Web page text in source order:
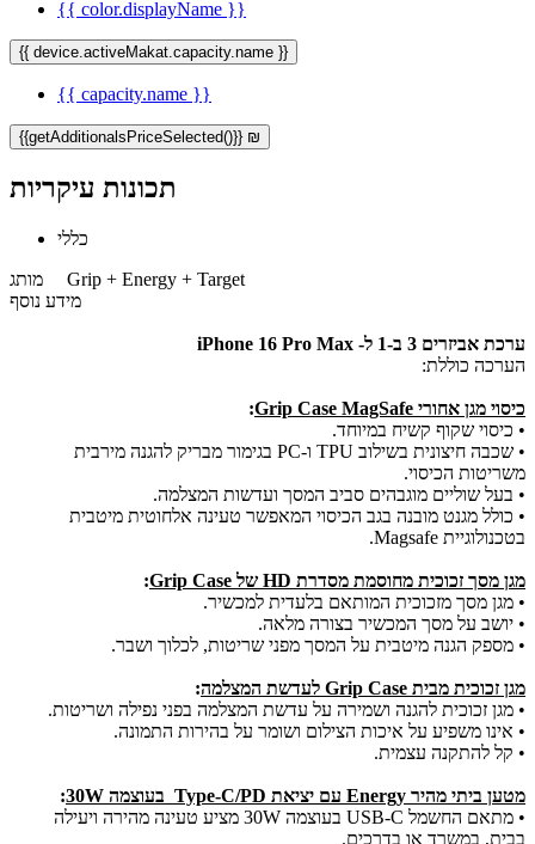
{{ color.displayName }}
{{ device.activeMakat.capacity.name }}
{{ capacity.name }}
{{getAdditionalsPriceSelected()}} ₪
תכונות עיקריות
כללי
מותג Grip + Energy + Target
מידע נוסף
ערכת אביזרים 3 ב-1 ל- iPhone 16 Pro Max
הערכה כוללת:
כיסוי מגן אחורי Grip Case MagSafe
:
• כיסוי שקוף קשיח במיוחד.
• שכבה חיצונית בשילוב TPU ו-PC בגימור מבריק להגנה מירבית
משריטות הכיסוי.
• בעל שוליים מוגבהים סביב המסך ועדשות המצלמה.
• כולל מגנט מובנה בגב הכיסוי המאפשר טעינה אלחוטית מיטבית
בטכנולוגיית Magsafe.
מגן מסך זכוכית מחוסמת מסדרת HD של Grip Case
:
• מגן מסך מזכוכית המותאם בלעדית למכשיר.
• יושב על מסך המכשיר בצורה מלאה.
• מספק הגנה מיטבית על המסך מפני שריטות, לכלוך ושבר.
מגן זכוכית מבית Grip Case לעדשת המצלמה
:
• מגן זכוכית להגנה ושמירה על עדשת המצלמה בפני נפילה ושריטות.
• אינו משפיע על איכות הצילום ושומר על בהירות התמונה.
• קל להתקנה עצמית.
מטען ביתי מהיר Energy עם יציאת Type-C/PD בעוצמה 30W
:
• מתאם החשמל USB-C בעוצמה 30W מציע טעינה מהירה ויעילה
בבית, במשרד או בדרכים.